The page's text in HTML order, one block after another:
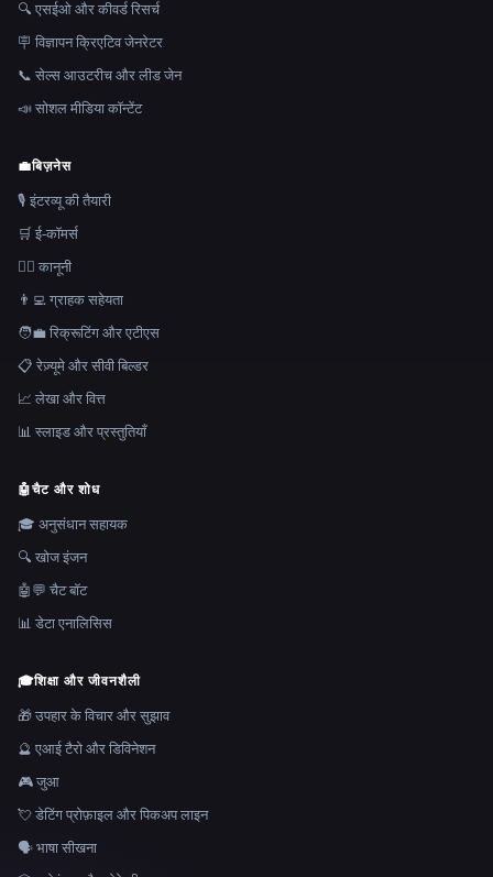
🔍 एसईओ और कीवर्ड रिसर्च
🪧 विज्ञापन क्रिएटिव जेनरेटर
📞 सेल्स आउटरीच और लीड जेन
📣 सोशल मीडिया कॉन्टेंट
💼बिज़नेस
🎙️ इंटरव्यू की तैयारी
🛒 ई-कॉमर्स
👩‍⚖️ कानूनी
👨‍💻 ग्राहक सहेयता
🧑‍💼 रिक्रूटिंग और एटीएस
📋 रेज़्यूमे और सीवी बिल्डर
📈 लेखा और वित्त
📊 स्लाइड और प्रस्तुतियाँ
🤖चैट और शोध
🎓 अनुसंधान सहायक
🔍 खोज इंजन
🤖💬 चैट बॉट
📊 डेटा एनालिसिस
🎓शिक्षा और जीवनशैली
🎁 उपहार के विचार और सुझाव
🔮 एआई टैरो और डिविनेशन
🎮 जुआ
💘 डेटिंग प्रोफ़ाइल और पिकअप लाइन
🗣️ भाषा सीखना